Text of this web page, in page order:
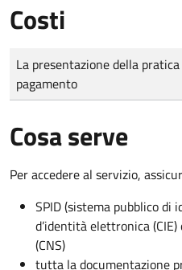
Costi
Tipo di pagamento
Importo
La presentazione della
pagamento
Cosa serve
Per accedere al servizio,
SPID (sistema pubblico di
d’identità elettronica
(CNS)
tutta la documentazione